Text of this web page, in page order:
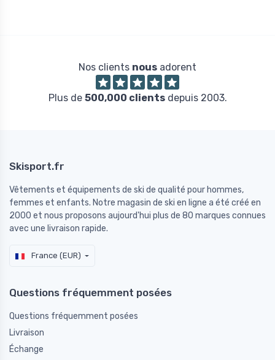
Nos clients nous adorent
Plus de 500,000 clientsdepuis 2003.
Skisport.fr
Vêtements et équipements de ski de qualité pour hommes,
femmes et enfants. Notre magasin de ski en ligne a été créé en
2000 et nous proposons aujourd'hui plus de 80 marques connues
avec une livraison rapide.
France (EUR)
Questions fréquemment posées
Questions fréquemment posées
Livraison
Échange